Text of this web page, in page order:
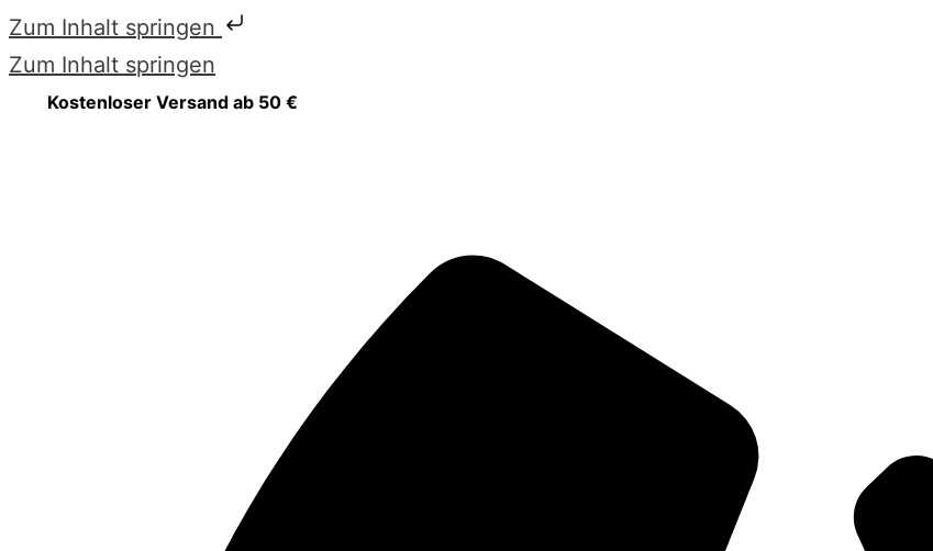
Zum Inhalt springen
Zum Inhalt springen
Kostenloser Versand ab 50 €